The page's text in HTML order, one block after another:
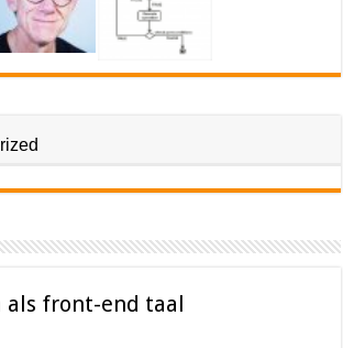
als front-end taal